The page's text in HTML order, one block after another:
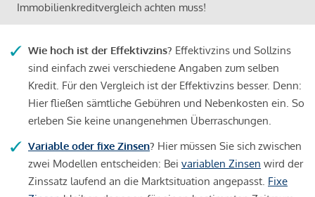
Immobilienkreditvergleich achten muss!
Wie hoch ist der Effektivzins? Effektivzins und Sollzins
sind einfach zwei verschiedene Angaben zum selben
Kredit. Für den Vergleich ist der Effektivzins besser. Denn:
Hier fließen sämtliche Gebühren und Nebenkosten ein. So
erleben Sie keine unangenehmen Überraschungen.
Variable oder fixe Zinsen? Hier müssen Sie sich zwischen
zwei Modellen entscheiden: Bei variablen Zinsen wird der
Zinssatz laufend an die Marktsituation angepasst. Fixe